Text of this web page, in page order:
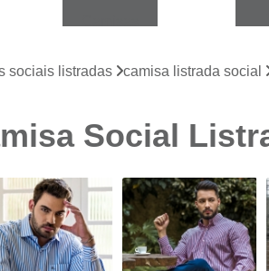
Camisas
branca
preço
Camisas
sociais
listradas
sociais listradas camisa listrada social
Social